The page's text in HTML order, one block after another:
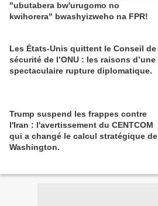
"ubutabera bw'urugomo no
kwihorera" bwashyizweho na FPR!
Les États-Unis quittent le Conseil de
sécurité de l’ONU : les raisons d’une
spectaculaire rupture diplomatique.
Trump suspend les frappes contre
l'Iran : l'avertissement du CENTCOM
qui a changé le calcul stratégique de
Washington.